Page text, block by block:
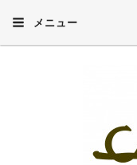
メニュー